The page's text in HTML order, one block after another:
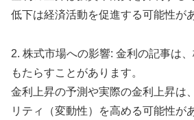
低下は経済活動を促進する可能性が
2. 株式市場への影響: 金利の記事は
もたらすことがあります。
金利上昇の予測や実際の金利上昇は
リティ（変動性）を高める可能性が